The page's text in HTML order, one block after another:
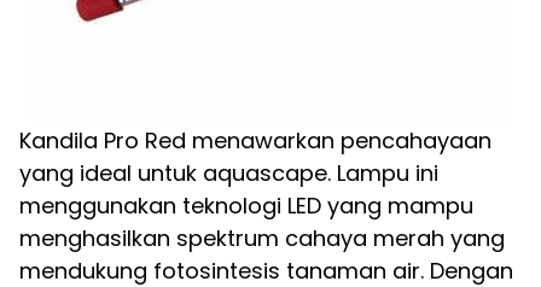
Kandila Pro Red menawarkan pencahayaan
yang ideal untuk aquascape. Lampu ini
menggunakan teknologi LED yang mampu
menghasilkan spektrum cahaya merah yang
mendukung fotosintesis tanaman air. Dengan